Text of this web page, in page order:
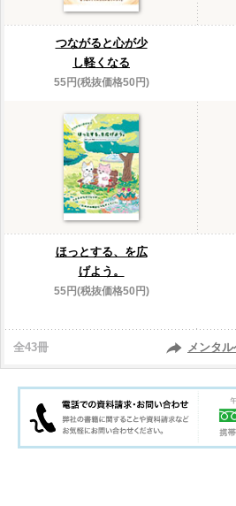
つながると心が少
し軽くなる
55円(税抜価格50円)
ほっとする、を広
げよう。
55円(税抜価格50円)
全43冊 メンタ